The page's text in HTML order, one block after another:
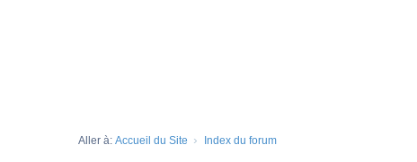
Aller à: Accueil du Site Index du forum